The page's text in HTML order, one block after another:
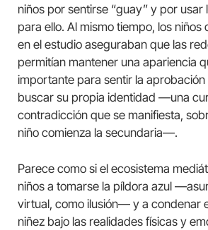
niños por sentirse “guay” y por
para ello. Al mismo tiempo, los
en el estudio aseguraban que las
permitían mantener una apariencia
importante para sentir la aprobación
buscar su propia identidad —una
contradicción que se manifiesta,
niño comienza la secundaria—.
Parece como si el ecosistema
niños a tomarse la píldora azul
virtual, como ilusión— y a condenar
niñez bajo las realidades físicas y